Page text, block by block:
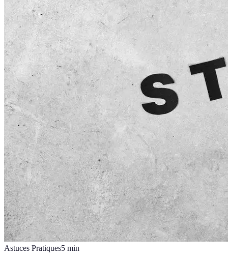
Astuces Pratiques5 min